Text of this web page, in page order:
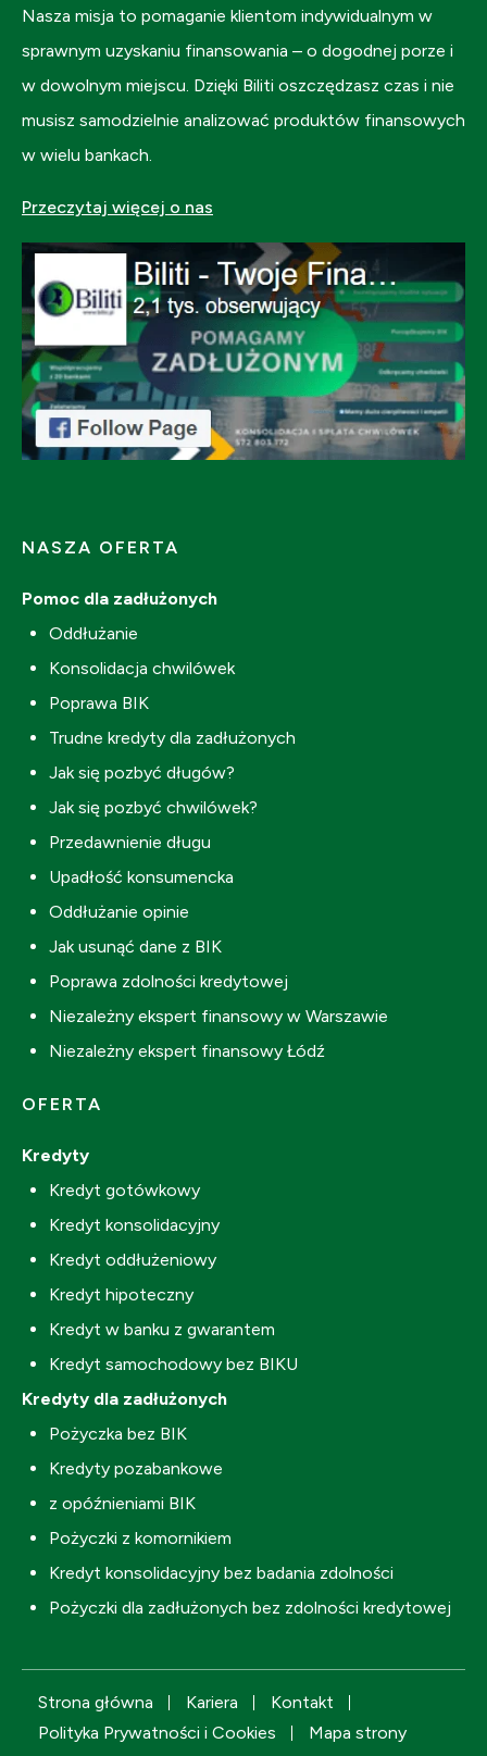
Nasza misja to pomaganie klientom indywidualnym w
sprawnym uzyskaniu finansowania – o dogodnej porze i
w dowolnym miejscu. Dzięki Biliti oszczędzasz czas i nie
musisz samodzielnie analizować produktów finansowych
w wielu bankach.
Przeczytaj więcej o nas
NASZA OFERTA
Pomoc dla zadłużonych
Oddłużanie
Konsolidacja chwilówek
Poprawa BIK
Trudne kredyty dla zadłużonych
Jak się pozbyć długów?
Jak się pozbyć chwilówek?
Przedawnienie długu
Upadłość konsumencka
Oddłużanie opinie
Jak usunąć dane z BIK
Poprawa zdolności kredytowej
Niezależny ekspert finansowy w Warszawie
Niezależny ekspert finansowy Łódź
OFERTA
Kredyty
Kredyt gotówkowy
Kredyt konsolidacyjny
Kredyt oddłużeniowy
Kredyt hipoteczny
Kredyt w banku z gwarantem
Kredyt samochodowy bez BIKU
Kredyty dla zadłużonych
Pożyczka bez BIK
Kredyty pozabankowe
z opóźnieniami BIK
Pożyczki z komornikiem
Kredyt konsolidacyjny bez badania zdolności
Pożyczki dla zadłużonych bez zdolności kredytowej
Strona główna Kariera
Kontakt
Polityka Prywatności i Cookies
Mapa strony